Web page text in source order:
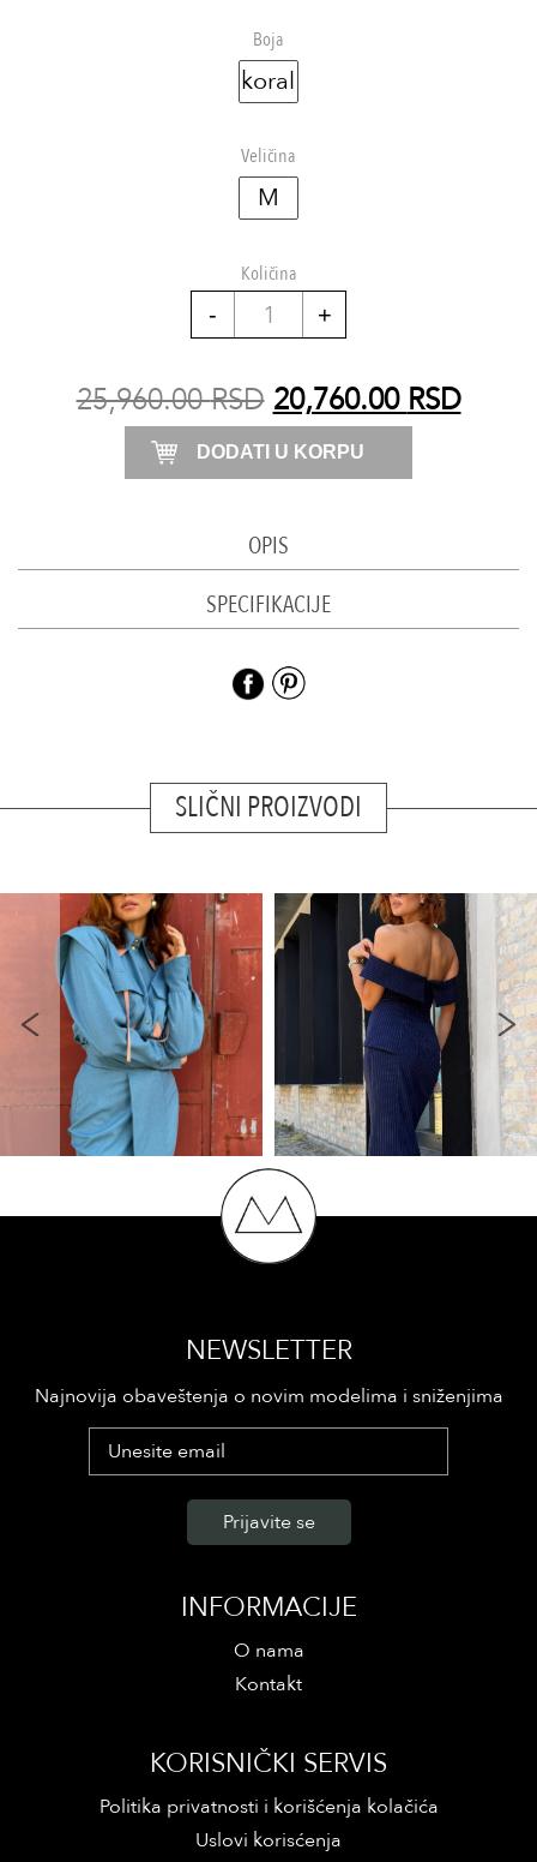
Boja
koral
Veličina
M
Količina
Kratki
količina
25,960.00RSD 20,760.00 RSD
DODATI U KORPU
OPIS
SPECIFIKACIJE
SLIČNI PROIZVODI
INFORMACIJE
O nama
Kontakt
NEWSLETTER
Najnovija obaveštenja o novim modelima i sniženjima
KORISNIČKI SERVIS
Politika privatnosti i korišćenja kolačića
Uslovi korisćenja